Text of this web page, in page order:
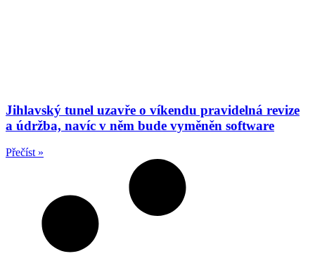
Jihlavský tunel uzavře o víkendu pravidelná revize
a údržba, navíc v něm bude vyměněn software
Přečíst »